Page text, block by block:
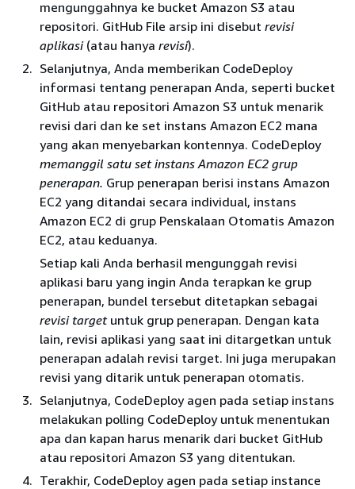
mengunggahnya ke bucket Amazon S3 atau
repositori. GitHub File arsip ini disebut revisi
aplikasi(atau hanya revisi).
Selanjutnya, Anda memberikan CodeDeploy
informasi tentang penerapan Anda, seperti bucket
GitHub atau repositori Amazon S3 untuk menarik
revisi dari dan ke set instans Amazon EC2 mana
yang akan menyebarkan kontennya. CodeDeploy
memanggil satu set instans Amazon EC2 grup
penerapan. Grup penerapan berisi instans Amazon
EC2 yang ditandai secara individual, instans
Amazon EC2 di grup Penskalaan Otomatis Amazon
EC2, atau keduanya.
Setiap kali Anda berhasil mengunggah revisi
aplikasi baru yang ingin Anda terapkan ke grup
penerapan, bundel tersebut ditetapkan sebagai
revisi targetuntuk grup penerapan. Dengan kata
lain, revisi aplikasi yang saat ini ditargetkan untuk
penerapan adalah revisi target. Ini juga merupakan
revisi yang ditarik untuk penerapan otomatis.
Selanjutnya, CodeDeploy agen pada setiap instans
melakukan polling CodeDeploy untuk menentukan
apa dan kapan harus menarik dari bucket GitHub
atau repositori Amazon S3 yang ditentukan.
Terakhir, CodeDeploy agen pada setiap instance